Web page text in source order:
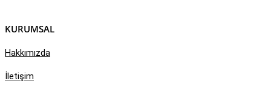
KURUMSAL
Hakkımızda
İletişim